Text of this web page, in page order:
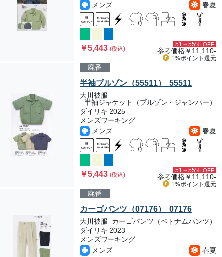
メンズ
春夏
￥5,443(税込)
51～55% OFF
参考価格￥11,110-
1%ポイント 還元
廃番
半袖ブルゾン（55511） 55511
大川被服
半袖ジャケット（ブルゾン・ジャンパー）
ダイリキ 2025
メンズワーキング
メンズ
春夏
￥5,443(税込)
51～55% OFF
参考価格￥11,110-
1%ポイント 還元
廃番
カーゴパンツ（07176） 07176
大川被服
カーゴパンツ（ベトナムパンツ）
ダイリキ 2023
メンズワーキング
メンズ
春夏